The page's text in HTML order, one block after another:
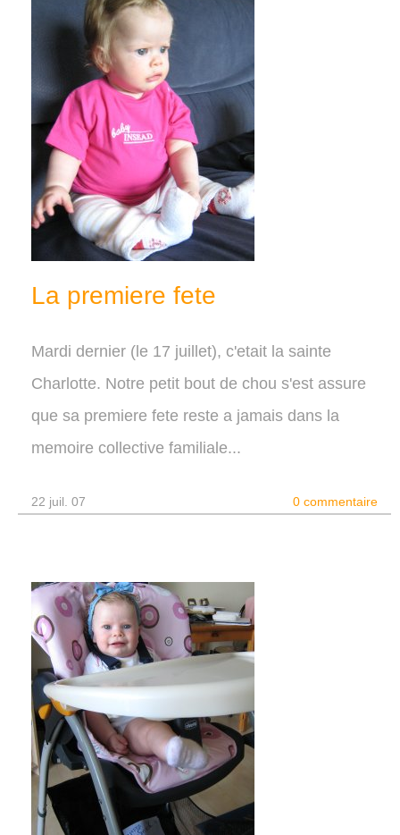
La premiere fete
Mardi dernier (le 17 juillet), c'etait la sainte
Charlotte. Notre petit bout de chou s'est assure
que sa premiere fete reste a jamais dans la
memoire collective familiale...
22 juil. 07 0 commentaire